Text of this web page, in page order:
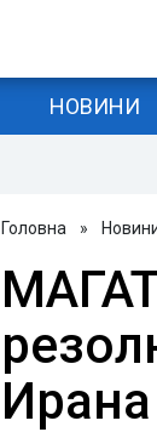
НОВИНИ
Головна »
Ирана